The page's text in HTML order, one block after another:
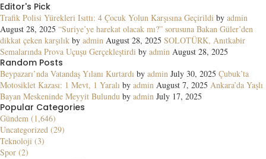
Editor's Pick
Trafik Polisi Yürekleri Isıttı: 4 Çocuk Yolun Karşısına Geçirildi by admin
August 28, 2025 “Suriye’ye harekat olacak mı?” sorusuna Bakan Güler’den
dikkat çeken karşılık by admin August 28, 2025 SOLOTÜRK, Anıtkabir
Semalarında Prova Uçuşu Gerçekleştirdi by admin August 28, 2025
Random Posts
Beypazarı’nda Vatandaş Yılanı Kurtardı by admin July 30, 2025 Çubuk’ta
Motosiklet Kazası: 1 Mevt, 1 Yaralı by admin August 7, 2025 Ankara’da Yaşlı
Bayan Meskeninde Meyyit Bulundu by admin July 17, 2025
Popular Categories
Gündem (1,646)
Uncategorized (29)
Teknoloji (3)
Spor (2)